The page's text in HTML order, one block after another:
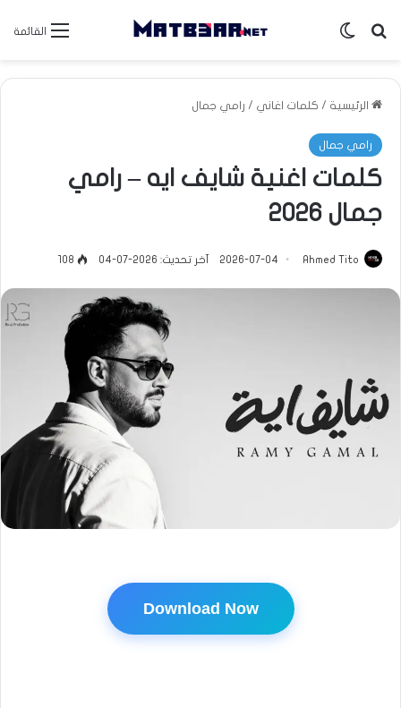
القائمة بحث عنالوضع المظلم
الرئيسية / كلمات اغاني / رامي جمال
رامي جمال
كلمات اغنية ⁠شايف ايه – رامي
جمال 2026
Ahmed Tito
2026-07-04 آخر تحديث: 2026-07-04 108
Download Now